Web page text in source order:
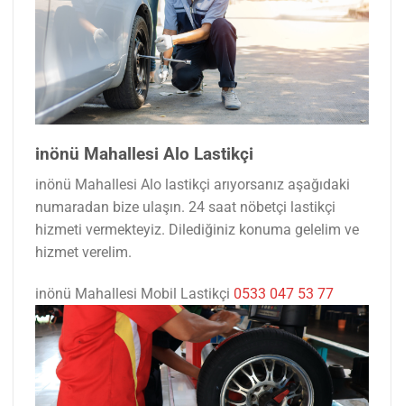
inönü Mahallesi Alo Lastikçi
inönü Mahallesi Alo lastikçi arıyorsanız aşağıdaki
numaradan bize ulaşın. 24 saat nöbetçi lastikçi
hizmeti vermekteyiz. Dilediğiniz konuma gelelim ve
hizmet verelim.
inönü Mahallesi Mobil Lastikçi 0533 047 53 77